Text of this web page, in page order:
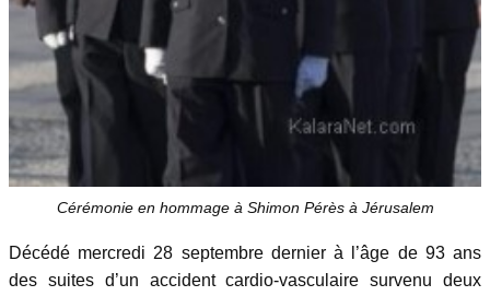
Cérémonie en hommage à Shimon Pérès à Jérusalem
Décédé mercredi 28 septembre dernier à l’âge de 93 ans
des suites d’un accident cardio-vasculaire survenu deux